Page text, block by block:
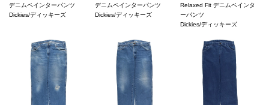
デニムペインターパンツ
Dickies/ディッキーズ
デニムペインターパンツ
Dickies/ディッキーズ
Relaxed Fit デニムペインタ
ーパンツ
Dickies/ディッキーズ